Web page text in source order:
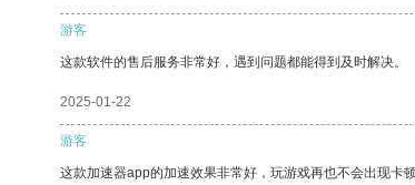
游客
这款软件的售后服务非常好，遇到问题都能得到及时解决。
2025-01-22
游客
这款加速器app的加速效果非常好，玩游戏再也不会出现卡